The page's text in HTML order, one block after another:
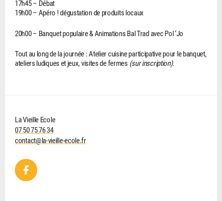
17h45 – Débat
19h00 – Apéro ! dégustation de produits locaux
20h00 – Banquet populaire & Animations Bal Trad avec Pol ‘Jo
Tout au long de la journée : Atelier cuisine participative pour le banquet,
ateliers ludiques et jeux, visites de fermes (sur inscription).
La Vieille Ecole
07 50 75 76 34
contact@la-vieille-ecole.fr